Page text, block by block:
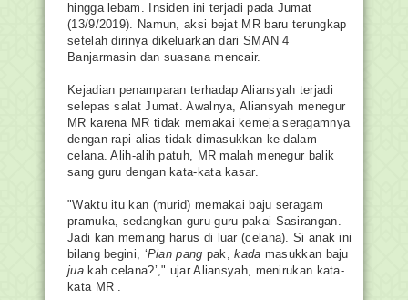
hingga lebam. Insiden ini terjadi pada Jumat
(13/9/2019). Namun, aksi bejat MR baru terungkap
setelah dirinya dikeluarkan dari SMAN 4
Banjarmasin dan suasana mencair.
Kejadian penamparan terhadap Aliansyah terjadi
selepas salat Jumat. Awalnya, Aliansyah menegur
MR karena MR tidak memakai kemeja seragamnya
dengan rapi alias tidak dimasukkan ke dalam
celana. Alih-alih patuh, MR malah menegur balik
sang guru dengan kata-kata kasar.
"Waktu itu kan (murid) memakai baju seragam
pramuka, sedangkan guru-guru pakai Sasirangan.
Jadi kan memang harus di luar (celana). Si anak ini
bilang begini, ‘Pian pang pak, kada
jua kah celana?’," ujar Aliansyah, menirukan kata-
kata MR .